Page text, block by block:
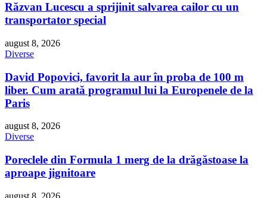
Răzvan Lucescu a sprijinit salvarea cailor cu un
transportator special
august 8, 2026
Diverse
David Popovici, favorit la aur în proba de 100 m
liber. Cum arată programul lui la Europenele de la
Paris
august 8, 2026
Diverse
Poreclele din Formula 1 merg de la drăgăstoase la
aproape jignitoare
august 8, 2026